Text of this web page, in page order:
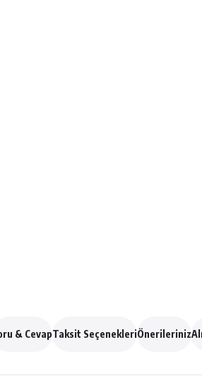
& CevapTaksit SeçenekleriÖnerileriniz